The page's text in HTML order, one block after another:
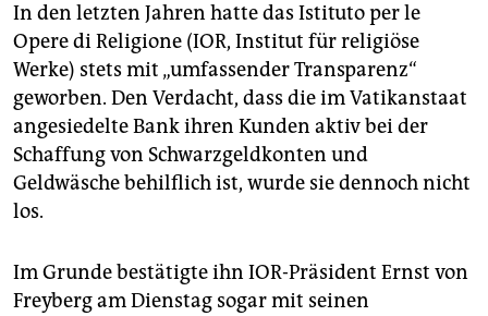
In den letzten Jahren hatte das Istituto per le
Opere di Religione (IOR, Institut für religiöse
Werke) stets mit „umfassender Transparenz“
geworben. Den Verdacht, dass die im Vatikanstaat
angesiedelte Bank ihren Kunden aktiv bei der
Schaffung von Schwarzgeldkonten und
Geldwäsche behilflich ist, wurde sie dennoch nicht
los.
Im Grunde bestätigte ihn IOR-Präsident Ernst von
Freyberg am Dienstag sogar mit seinen